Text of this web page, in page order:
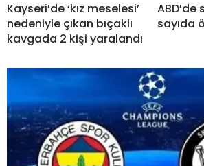
Kayseri’de ‘kız meselesi’
nedeniyle çıkan bıçaklı
kavgada 2 kişi yaralandı
ABD’de
sayıda